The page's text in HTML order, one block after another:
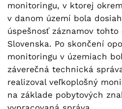
monitoringu, v ktorej
v danom území bola
úspešnosť záznamov
Slovenska. Po skončení
monitoringu v územiach
záverečná technická
realizoval veľkoplošný
na základe pobytových